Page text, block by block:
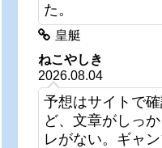
た。
皇艇
ねこやしき
2026.08.04
予想はサイトで
ど、文章がしっ
レがない。ギャ